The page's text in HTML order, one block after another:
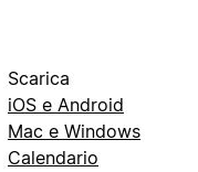
Scarica
iOS e Android
Mac e Windows
Calendario